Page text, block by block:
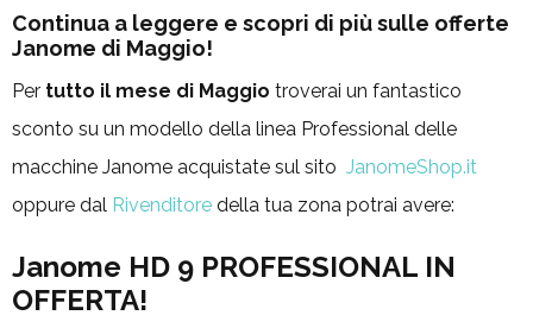
Continua a leggere e scopri di più sulle offerte
Janome di Maggio!
Per tutto il mese di Maggio troverai un fantastico
sconto su un modello della linea Professional delle
macchine Janome acquistate sul sito JanomeShop.it
oppure dal Rivenditore della tua zona potrai avere:
Janome HD 9 PROFESSIONAL IN
OFFERTA!